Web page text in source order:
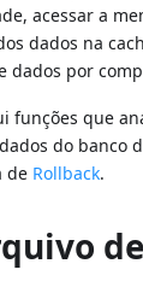
acessar a
dados na
dados por
funções que
do banco
de Rollback.